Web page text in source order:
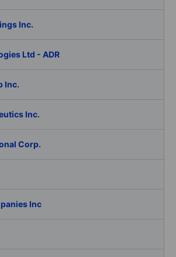
Inc.
Ltd - ADR
Inc.
Inc.
Corp.
Inc